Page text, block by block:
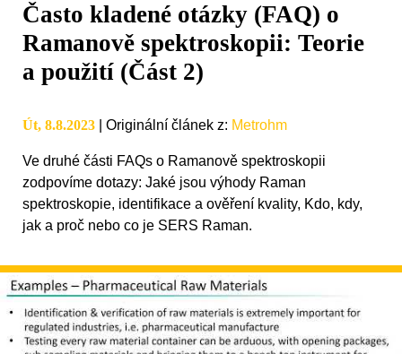
Často kladené otázky (FAQ) o
Ramanově spektroskopii: Teorie
a použití (Část 2)
Út, 8.8.2023 Originální článek z: Metrohm
Ve druhé části FAQs o Ramanově spektroskopii
zodpovíme dotazy: Jaké jsou výhody Raman
spektroskopie, identifikace a ověření kvality, Kdo, kdy,
jak a proč nebo co je SERS Raman.